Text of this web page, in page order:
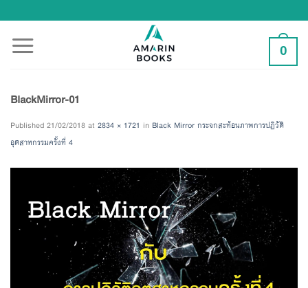
to
content
0
BlackMirror-01
Published 21/02/2018 at 2834 × 1721 in Black Mirror กระจกสะท้อนภาพการปฏิวัติ
อุตสาหกรรมครั้งที่ 4